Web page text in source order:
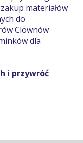
materiałów
do
Clownów
dla
i przywróć